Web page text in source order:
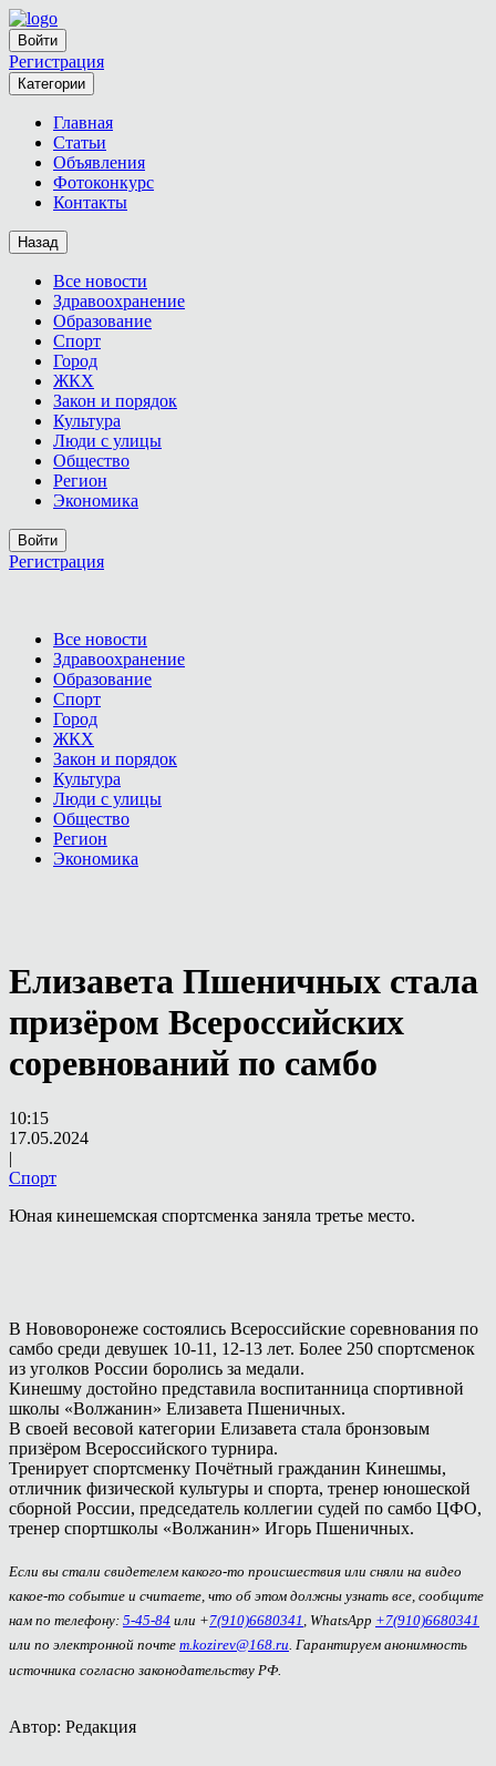
Войти
Регистрация
Категории
Главная
Статьи
Объявления
Фотоконкурс
Контакты
Назад
Все новости
Здравоохранение
Образование
Спорт
Город
ЖКХ
Закон и порядок
Культура
Люди с улицы
Общество
Регион
Экономика
Войти
Регистрация
Все новости
Здравоохранение
Образование
Спорт
Город
ЖКХ
Закон и порядок
Культура
Люди с улицы
Общество
Регион
Экономика
Елизавета Пшеничных стала
призёром Всероссийских
соревнований по самбо
10:15
17.05.2024
|
Спорт
Юная кинешемская спортсменка заняла третье место.
В Нововоронеже состоялись Всероссийские соревнования по
самбо среди девушек 10-11, 12-13 лет. Более 250 спортсменок
из уголков России боролись за медали.
Кинешму достойно представила воспитанница спортивной
школы «Волжанин» Елизавета Пшеничных.
В своей весовой категории Елизавета стала бронзовым
призёром Всероссийского турнира.
Тренирует спортсменку Почётный гражданин Кинешмы,
отличник физической культуры и спорта, тренер юношеской
сборной России, председатель коллегии судей по самбо ЦФО,
тренер спортшколы «Волжанин» Игорь Пшеничных.
Если вы стали свидетелем какого-то происшествия или сняли на видео
какое-то событие и считаете, что об этом должны узнать все, сообщите
нам по телефону: 5-45-84 или +7(910)6680341 , WhatsApp +7(910)6680341
или по электронной почте m.kozirev@168.ru. Гарантируем анонимность
источника согласно законодательству РФ.
Автор: Редакция